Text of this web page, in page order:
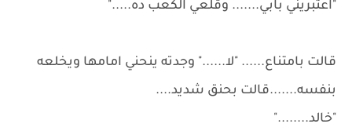
"اعتبريني بابي....... وقلعي الكعب ده....."
قالت بامتناع...... "لا......" وجدته ينحني امامها ويخلعه
بنفسه.......قالت بحنق شديد....
"خالد........"